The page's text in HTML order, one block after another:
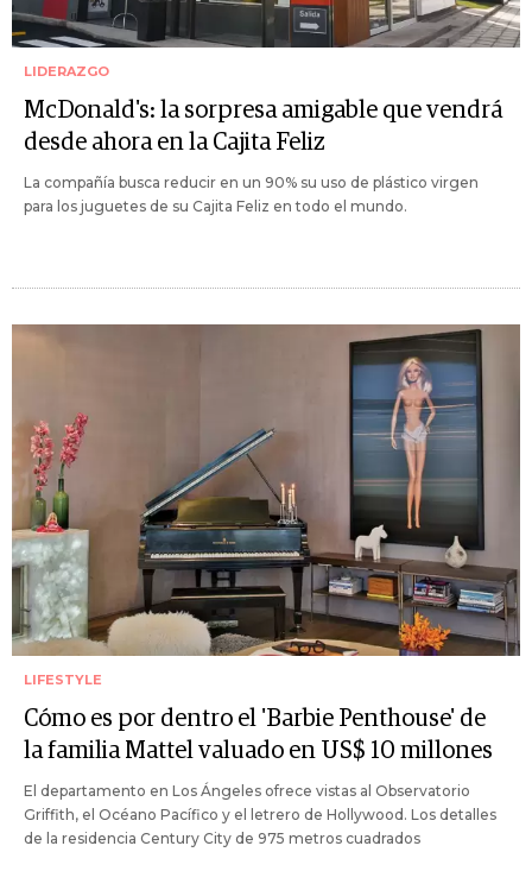
LIDERAZGO
McDonald's: la sorpresa amigable que vendrá
desde ahora en la Cajita Feliz
La compañía busca reducir en un 90% su uso de plástico virgen
para los juguetes de su Cajita Feliz en todo el mundo.
LIFESTYLE
Cómo es por dentro el 'Barbie Penthouse' de
la familia Mattel valuado en US$ 10 millones
El departamento en Los Ángeles ofrece vistas al Observatorio
Griffith, el Océano Pacífico y el letrero de Hollywood. Los detalles
de la residencia Century City de 975 metros cuadrados